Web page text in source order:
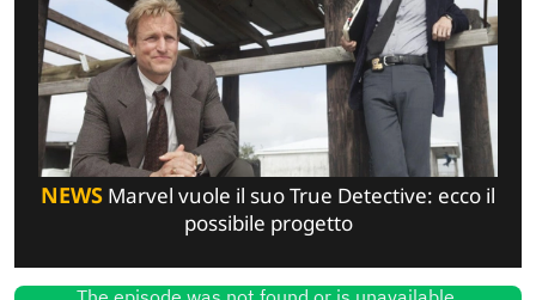
NEWS Marvel vuole il suo True Detective: ecco il
possibile progetto